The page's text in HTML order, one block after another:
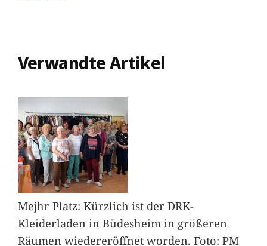
Verwandte Artikel
Mejhr Platz: Kürzlich ist der DRK-
Kleiderladen in Büdesheim in größeren
Räumen wiedereröffnet worden. Foto: PM